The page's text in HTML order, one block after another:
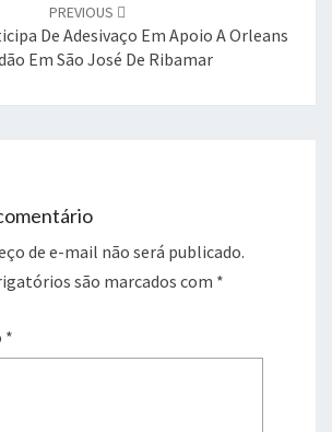
PREVIOUS
De Adesivaço Em Apoio A Orleans
Em São José De Ribamar
de e-mail não será publicado.
são marcados com *
*